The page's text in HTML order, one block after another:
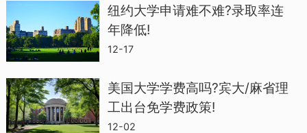
3、做真题
为考生可以根据错题总结自己的知识盲
区，根据之前的笔记参考不同的教辅书多
纽约大学申请难不难?录取率连
年降低!
12-17
美国大学学费高吗?宾大/麻省理
工出台免学费政策!
12-02